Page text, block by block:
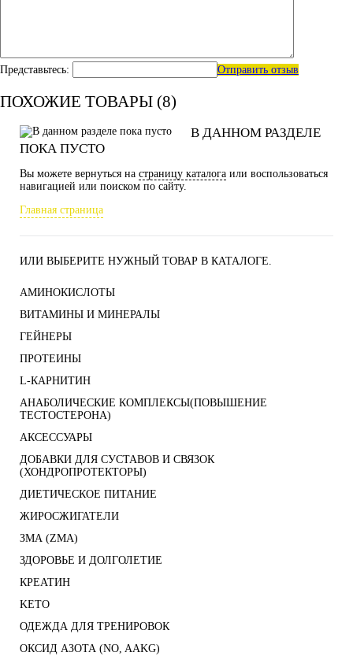
Представьтесь: Отправить отзыв
ПОХОЖИЕ ТОВАРЫ (8)
В ДАННОМ РАЗДЕЛЕ
ПОКА ПУСТО
Вы можете вернуться на страницу каталога или воспользоваться
навигацией или поиском по сайту.
Главная страница
ИЛИ ВЫБЕРИТЕ НУЖНЫЙ ТОВАР В КАТАЛОГЕ.
АМИНОКИСЛОТЫ
ВИТАМИНЫ И МИНЕРАЛЫ
ГЕЙНЕРЫ
ПРОТЕИНЫ
L-КАРНИТИН
АНАБОЛИЧЕСКИЕ КОМПЛЕКСЫ(ПОВЫШЕНИЕ
ТЕСТОСТЕРОНА)
АКСЕССУАРЫ
ДОБАВКИ ДЛЯ СУСТАВОВ И СВЯЗОК
(ХОНДРОПРОТЕКТОРЫ)
ДИЕТИЧЕСКОЕ ПИТАНИЕ
ЖИРОСЖИГАТЕЛИ
ЗМА (ZMA)
ЗДОРОВЬЕ И ДОЛГОЛЕТИЕ
КРЕАТИН
KETO
ОДЕЖДА ДЛЯ ТРЕНИРОВОК
ОКСИД АЗОТА (NO, AAKG)